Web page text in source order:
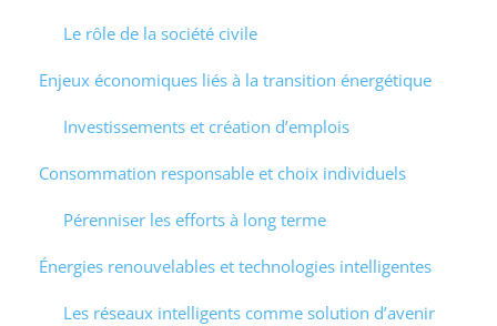
Le rôle de la société civile
Enjeux économiques liés à la transition énergétique
Investissements et création d’emplois
Consommation responsable et choix individuels
Pérenniser les efforts à long terme
Énergies renouvelables et technologies intelligentes
Les réseaux intelligents comme solution d’avenir